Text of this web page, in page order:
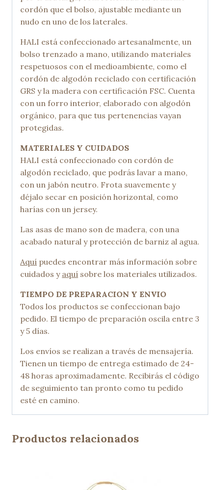
cordón que el bolso, ajustable mediante un
nudo en uno de los laterales.
HALI está confeccionado artesanalmente, un
bolso trenzado a mano, utilizando materiales
respetuosos con el medioambiente, como el
cordón de algodón reciclado con certificación
GRS y la madera con certificación FSC. Cuenta
con un forro interior, elaborado con algodón
orgánico, para que tus pertenencias vayan
protegidas.
MATERIALES Y CUIDADOS
HALI está confeccionado con cordón de
algodón reciclado, que podrás lavar a mano,
con un jabón neutro. Frota suavemente y
déjalo secar en posición horizontal, como
harías con un jersey.
Las asas de mano son de madera, con una
acabado natural y protección de barniz al agua.
Aquí puedes encontrar más información sobre
cuidados y aquí sobre los materiales utilizados.
TIEMPO DE PREPARACION Y ENVIO
Todos los productos se confeccionan bajo
pedido. El tiempo de preparación oscila entre 3
y 5 días.
Los envíos se realizan a través de mensajería.
Tienen un tiempo de entrega estimado de 24-
48 horas aproximadamente. Recibirás el código
de seguimiento tan pronto como tu pedido
esté en camino.
Productos relacionados